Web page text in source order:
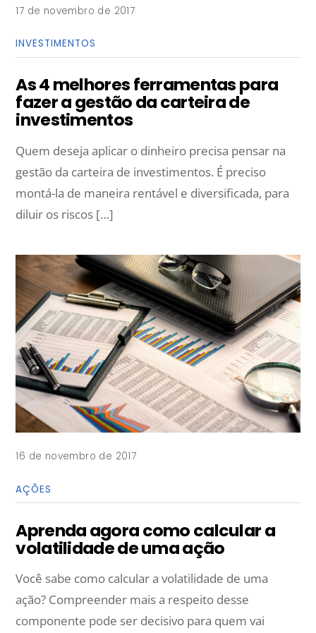
17 de novembro de 2017
INVESTIMENTOS
As 4 melhores ferramentas para
fazer a gestão da carteira de
investimentos
Quem deseja aplicar o dinheiro precisa pensar na
gestão da carteira de investimentos. É preciso
montá-la de maneira rentável e diversificada, para
diluir os riscos […]
16 de novembro de 2017
AÇÕES
Aprenda agora como calcular a
volatilidade de uma ação
Você sabe como calcular a volatilidade de uma
ação? Compreender mais a respeito desse
componente pode ser decisivo para quem vai